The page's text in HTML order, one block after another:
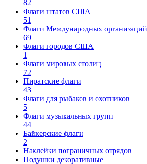
82
Флаги штатов США
51
Флаги Международных организаций
69
Флаги городов США
1
Флаги мировых столиц
72
Пиратские флаги
43
Флаги для рыбаков и охотников
5
Флаги музыкальных групп
44
Байкерские флаги
2
Наклейки пограничных отрядов
Подушки декоративные